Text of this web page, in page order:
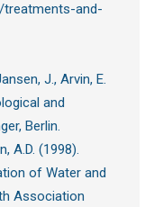
and-
J., Arvin, E.
and
Berlin.
A.D. (1998).
of Water and
Association